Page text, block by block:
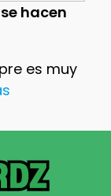
hacen
es muy